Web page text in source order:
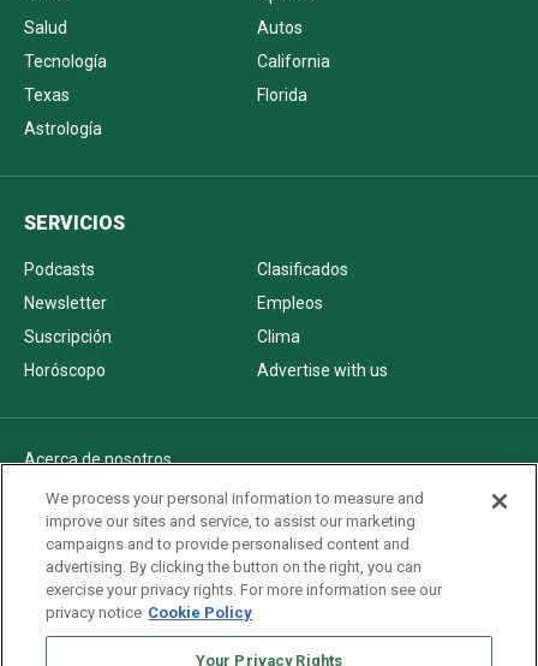
Salud
Autos
Tecnología
California
Texas
Florida
Astrología
SERVICIOS
Podcasts
Clasificados
Newsletter
Empleos
Suscripción
Clima
Horóscopo
Advertise with us
Acerca de nosotros
Politica de privacidad
Pautas Editoriales
AdChoices
Advertise with us
Newsletters
We process your personal information to measure and
improve our sites and service, to assist our marketing
campaigns and to provide personalised content and
advertising. By clicking the button on the right, you can
exercise your privacy rights. For more information see our
privacy notice Cookie Policy
Your Privacy Rights